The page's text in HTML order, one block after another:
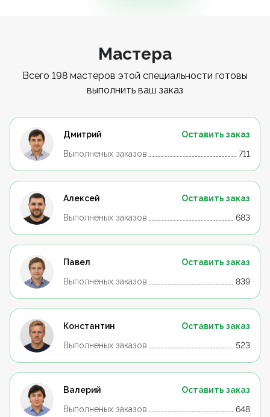
Мастера
Всего 198 мастеров этой специальности готовы
выполнить ваш заказ
Дмитрий
Оставить заказ
Выполненых заказов
711
Алексей
Оставить заказ
Выполненых заказов
683
Павел
Оставить заказ
Выполненых заказов
839
Константин
Оставить заказ
Выполненых заказов
523
Валерий
Оставить заказ
Выполненых заказов
648